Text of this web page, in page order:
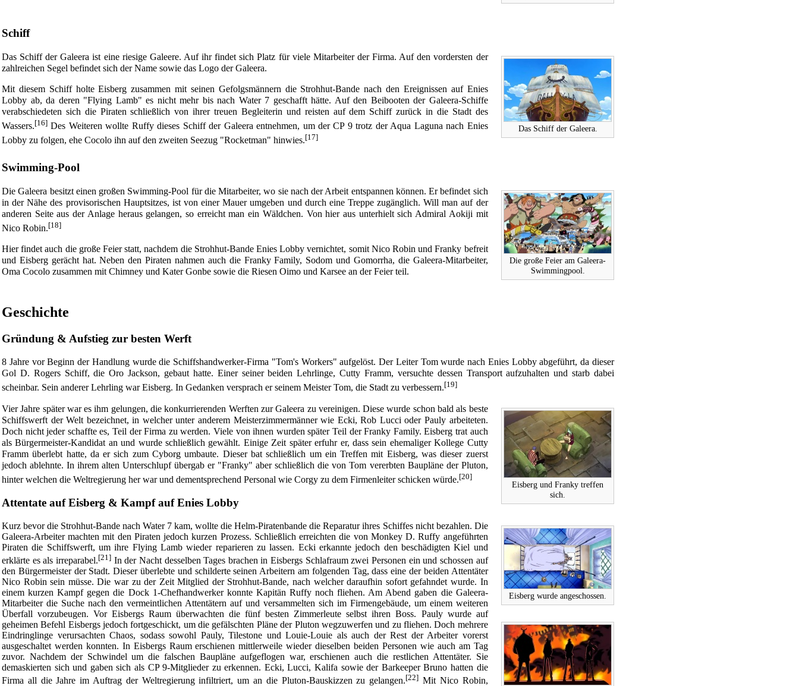
Schiff
Das Schiff der Galeera.
Das Schiff der Galeera ist eine riesige Galeere. Auf ihr findet sich Platz für viele Mitarbeiter der Firma. Auf den vordersten der
zahlreichen Segel befindet sich der Name sowie das Logo der Galeera.
Mit diesem Schiff holte Eisberg zusammen mit seinen Gefolgsmännern die Strohhut-Bande nach den Ereignissen auf Enies
Lobby ab, da deren "Flying Lamb" es nicht mehr bis nach Water 7 geschafft hätte. Auf den Beibooten der Galeera-Schiffe
verabschiedeten sich die Piraten schließlich von ihrer treuen Begleiterin und reisten auf dem Schiff zurück in die Stadt des
Wassers.[16] Des Weiteren wollte Ruffy dieses Schiff der Galeera entnehmen, um der CP 9 trotz der Aqua Laguna nach Enies
Lobby zu folgen, ehe Cocolo ihn auf den zweiten Seezug "Rocketman" hinwies.[17]
Swimming-Pool
Die große Feier am Galeera-
Swimmingpool.
Die Galeera besitzt einen großen Swimming-Pool für die Mitarbeiter, wo sie nach der Arbeit entspannen können. Er befindet sich
in der Nähe des provisorischen Hauptsitzes, ist von einer Mauer umgeben und durch eine Treppe zugänglich. Will man auf der
anderen Seite aus der Anlage heraus gelangen, so erreicht man ein Wäldchen. Von hier aus unterhielt sich Admiral Aokiji mit
Nico Robin.[18]
Hier findet auch die große Feier statt, nachdem die Strohhut-Bande Enies Lobby vernichtet, somit Nico Robin und Franky befreit
und Eisberg gerächt hat. Neben den Piraten nahmen auch die Franky Family, Sodom und Gomorrha, die Galeera-Mitarbeiter,
Oma Cocolo zusammen mitChimney und KaterGonbe sowie die Riesen Oimo und Karsee an der Feier teil.
Geschichte
Gründung & Aufstieg zur besten Werft
8 Jahre vor Beginn der Handlung wurde die Schiffshandwerker-Firma "Tom's Workers" aufgelöst. Der Leiter Tom wurde nach Enies Lobby abgeführt, da dieser
Gol D. RogersSchiff, die Oro Jackson, gebaut hatte. Einer seiner beiden Lehrlinge, Cutty Framm, versuchte dessen Transport aufzuhalten und starb dabei
scheinbar. Sein anderer Lehrling war Eisberg. In Gedanken versprach er seinem Meister Tom, die Stadt zu verbessern.[19]
Eisberg und Franky treffen
sich.
Vier Jahre später war es ihm gelungen, die konkurrierenden Werften zur Galeera zu vereinigen. Diese wurde schon bald als beste
Schiffswerft der Welt bezeichnet, in welcher unter anderem Meisterzimmermänner wie Ecki, Rob Lucci oder Pauly arbeiteten.
Doch nicht jeder schaffte es, Teil der Firma zu werden. Viele von ihnen wurden später Teil der Franky Family. Eisberg trat auch
als Bürgermeister-Kandidat an und wurde schließlich gewählt. Einige Zeit später erfuhr er, dass sein ehemaliger Kollege Cutty
Framm überlebt hatte, da er sich zum Cyborg umbaute. Dieser bat schließlich um ein Treffen mit Eisberg, was dieser zuerst
jedoch ablehnte. In ihrem alten Unterschlupf übergab er "Franky" aber schließlich die von Tom vererbten Baupläne der Pluton,
hinter welchen die Weltregierung her war und dementsprechend Personal wie Corgy zu dem Firmenleiter schicken würde.[20]
Attentate auf Eisberg & Kampf auf Enies Lobby
Eisberg wurde angeschossen.
Kurz bevor die Strohhut-Bande nach Water 7 kam, wollte dieHelm-Piratenbande die Reparatur ihres Schiffes nicht bezahlen. Die
Galeera-Arbeiter machten mit den Piraten jedoch kurzen Prozess. Schließlich erreichten die von Monkey D. Ruffy angeführten
Piraten die Schiffswerft, um ihre Flying Lamb wieder reparieren zu lassen. Ecki erkannte jedoch den beschädigten Kiel und
erklärte es als irreparabel.[21]In der Nacht desselben Tages brachen in Eisbergs Schlafraum zwei Personen ein und schossen auf
den Bürgermeister der Stadt. Dieser überlebte und schilderte seinen Arbeitern am folgenden Tag, dass eine der beiden Attentäter
Nico Robin sein müsse. Die war zu der Zeit Mitglied der Strohhut-Bande, nach welcher daraufhin sofort gefahndet wurde. In
einem kurzen Kampf gegen die Dock 1-Chefhandwerker konnte Kapitän Ruffy noch fliehen. Am Abend gaben die Galeera-
Mitarbeiter die Suche nach den vermeintlichen Attentätern auf und versammelten sich im Firmengebäude, um einem weiteren
Überfall vorzubeugen. Vor Eisbergs Raum überwachten die fünf besten Zimmerleute selbst ihren Boss. Pauly wurde auf
geheimen Befehl Eisbergs jedoch fortgeschickt, um die gefälschten Pläne der Pluton wegzuwerfen und zu fliehen. Doch mehrere
Eindringlinge verursachten Chaos, sodass sowohl Pauly, Tilestone und Louie-Louie als auch der Rest der Arbeiter vorerst
ausgeschaltet werden konnten. In Eisbergs Raum erschienen mittlerweile wieder dieselben beiden Personen wie auch am Tag
zuvor. Nachdem der Schwindel um die falschen Baupläne aufgeflogen war, erschienen auch die restlichen Attentäter. Sie
demaskierten sich und gaben sich als CP 9-Mitglieder zu erkennen. Ecki, Lucci, Kalifa sowie der BarkeeperBruno hatten die
Firma all die Jahre im Auftrag der Weltregierung infiltriert, um an die Pluton-Bauskizzen zu gelangen.[22] Mit Nico Robin,